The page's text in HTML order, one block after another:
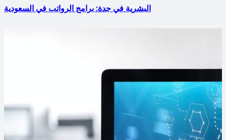
البشرية في جدة: برامج الرواتب في السعودية